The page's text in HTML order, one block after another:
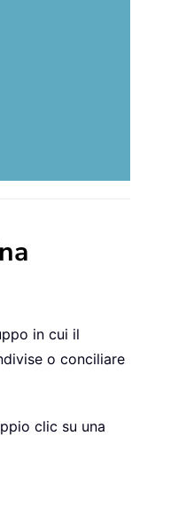
in cui il
o conciliare
clic su una